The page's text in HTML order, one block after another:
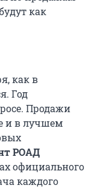
как
как в
Год
Продажи
и в лучшем
РОАД
официального
каждого